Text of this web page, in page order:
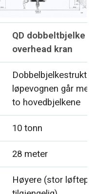
QD dobbeltbjelke
overhead kran
Dobbelbjelkestruktur;
løpevognen går
to hovedbjelkene
10 tonn
28 meter
Høyere (stor